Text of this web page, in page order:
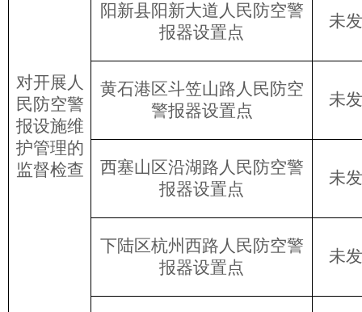
对开展人
民防空警
报设施维
护管理的
监督检查
阳新县阳新大道人民防空警
报器设置点
未
黄石港区斗笠山路人民防空
警报器设置点
未
西塞山区沿湖路人民防空警
报器设置点
未
下陆区杭州西路人民防空警
报器设置点
未